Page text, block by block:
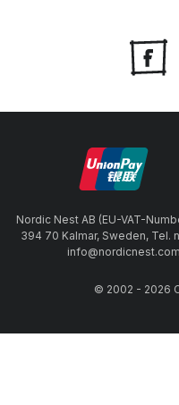
Nordic Nest AB (EU-VAT-
394 70 Kalmar, Sweden, Tel.
© 2002 - 2026